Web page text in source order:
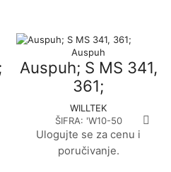
Auspuh
Auspuh; S MS 341,
361;
WILLTEK
ŠIFRA: 'W10-50
Ulogujte se za cenu i
poručivanje.